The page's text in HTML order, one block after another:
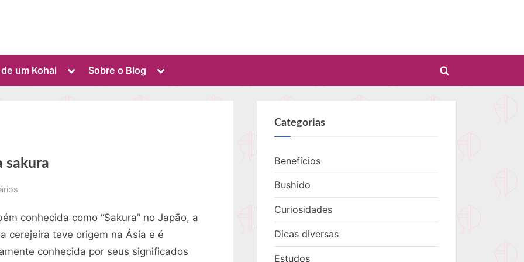
um Kohai
Toggle
menu
Sobre o Blog
Toggle
menu
Toggle
sakura
da
flor
de
conhecida como “Sakura” no Japão, a
cerejeira teve origem na Ásia e é
conhecida por seus significados
Categorias
Benefícios
Bushido
Curiosidades
Dicas diversas
Estudos